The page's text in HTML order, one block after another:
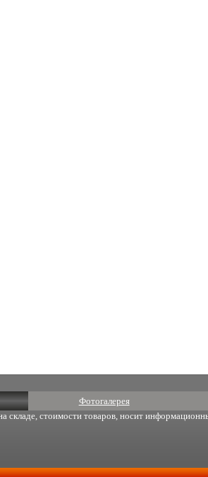
Фотогалерея
стоимости товаров, носит